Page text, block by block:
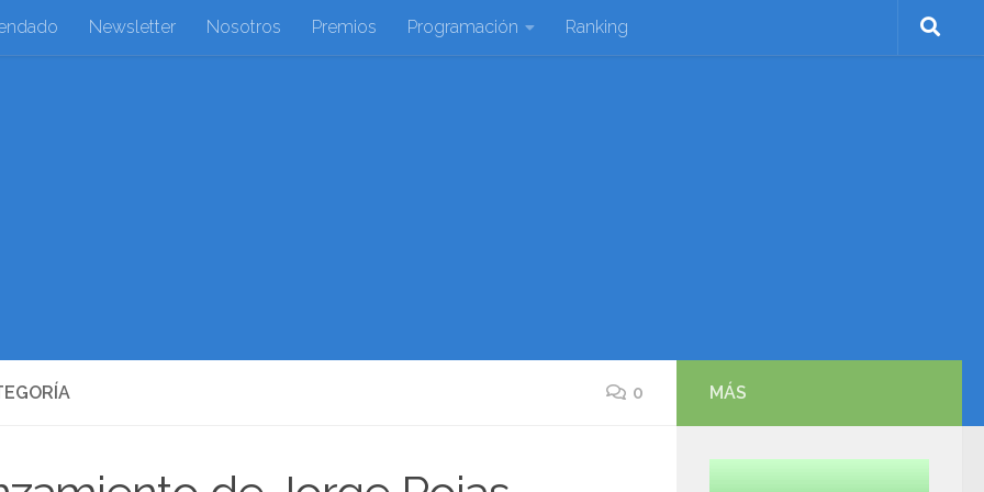
Newsletter Nosotros Premios Programación Ranking
0 MÁS